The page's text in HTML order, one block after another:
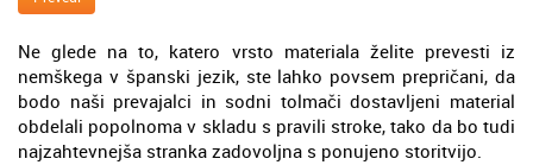
Ne glede na to, katero vrsto materiala želite prevesti iz
nemškega v španski jezik, ste lahko povsem prepričani, da
bodo naši prevajalci in sodni tolmači dostavljeni material
obdelali popolnoma v skladu s pravili stroke, tako da bo tudi
najzahtevnejša stranka zadovoljna s ponujeno storitvijo.